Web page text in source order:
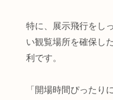
特に、展示飛行をし
い観覧場所を確保し
利です。
「開場時間ぴったり